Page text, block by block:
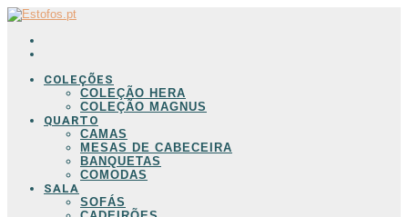
COLEÇÕES
COLEÇÃO HERA
COLEÇÃO MAGNUS
QUARTO
CAMAS
MESAS DE CABECEIRA
BANQUETAS
COMODAS
SALA
SOFÁS